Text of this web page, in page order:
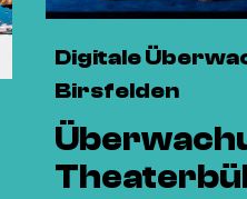
Digitale
Birsfelden